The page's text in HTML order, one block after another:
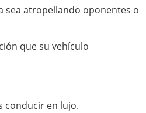
sea atropellando oponentes o
que su vehículo
conducir en lujo.